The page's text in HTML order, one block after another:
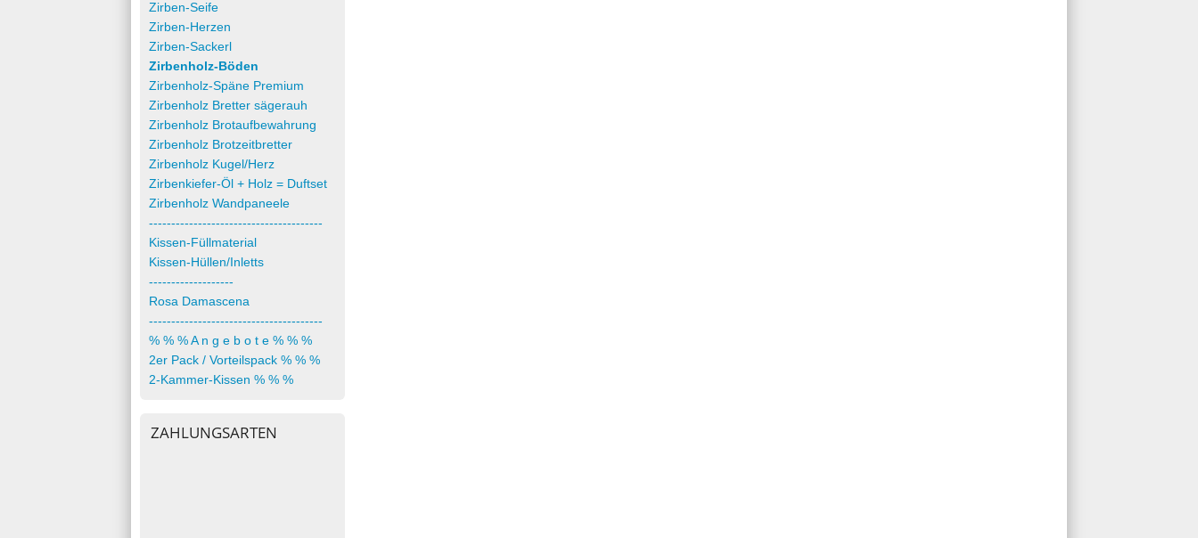
Zirben-Seife
Zirben-Herzen
Zirben-Sackerl
Zirbenholz-Böden
Zirbenholz-Späne Premium
Zirbenholz Bretter sägerauh
Zirbenholz Brotaufbewahrung
Zirbenholz Brotzeitbretter
Zirbenholz Kugel/Herz
Zirbenkiefer-Öl + Holz = Duftset
Zirbenholz Wandpaneele
---------------------------------------
Kissen-Füllmaterial
Kissen-Hüllen/Inletts
-------------------
Rosa Damascena
---------------------------------------
% % % A n g e b o t e % % %
2er Pack / Vorteilspack % % %
2-Kammer-Kissen % % %
ZAHLUNGSARTEN